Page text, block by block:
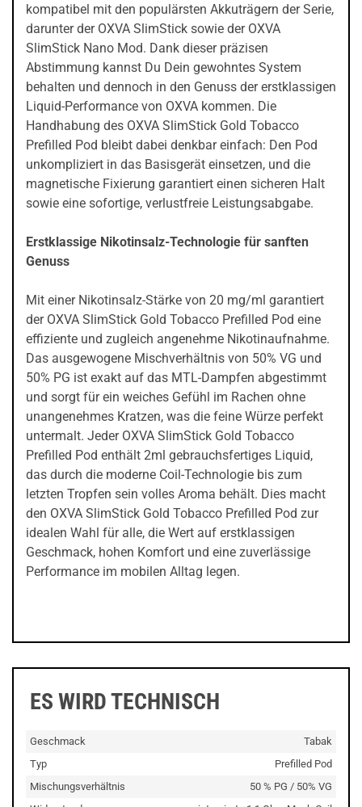
kompatibel mit den populärsten Akkuträgern der Serie,
darunter der OXVA SlimStick sowie der OXVA
SlimStick Nano Mod. Dank dieser präzisen
Abstimmung kannst Du Dein gewohntes System
behalten und dennoch in den Genuss der erstklassigen
Liquid-Performance von OXVA kommen. Die
Handhabung des OXVA SlimStick Gold Tobacco
Prefilled Pod bleibt dabei denkbar einfach: Den Pod
unkompliziert in das Basisgerät einsetzen, und die
magnetische Fixierung garantiert einen sicheren Halt
sowie eine sofortige, verlustfreie Leistungsabgabe.
Erstklassige Nikotinsalz-Technologie für sanften
Genuss
Mit einer Nikotinsalz-Stärke von 20 mg/ml garantiert
der OXVA SlimStick Gold Tobacco Prefilled Pod eine
effiziente und zugleich angenehme Nikotinaufnahme.
Das ausgewogene Mischverhältnis von 50% VG und
50% PG ist exakt auf das MTL-Dampfen abgestimmt
und sorgt für ein weiches Gefühl im Rachen ohne
unangenehmes Kratzen, was die feine Würze perfekt
untermalt. Jeder OXVA SlimStick Gold Tobacco
Prefilled Pod enthält 2ml gebrauchsfertiges Liquid,
das durch die moderne Coil-Technologie bis zum
letzten Tropfen sein volles Aroma behält. Dies macht
den OXVA SlimStick Gold Tobacco Prefilled Pod zur
idealen Wahl für alle, die Wert auf erstklassigen
Geschmack, hohen Komfort und eine zuverlässige
Performance im mobilen Alltag legen.
ES WIRD TECHNISCH
Geschmack
Tabak
Typ
Prefilled Pod
Mischungsverhältnis
50 % PG / 50% VG